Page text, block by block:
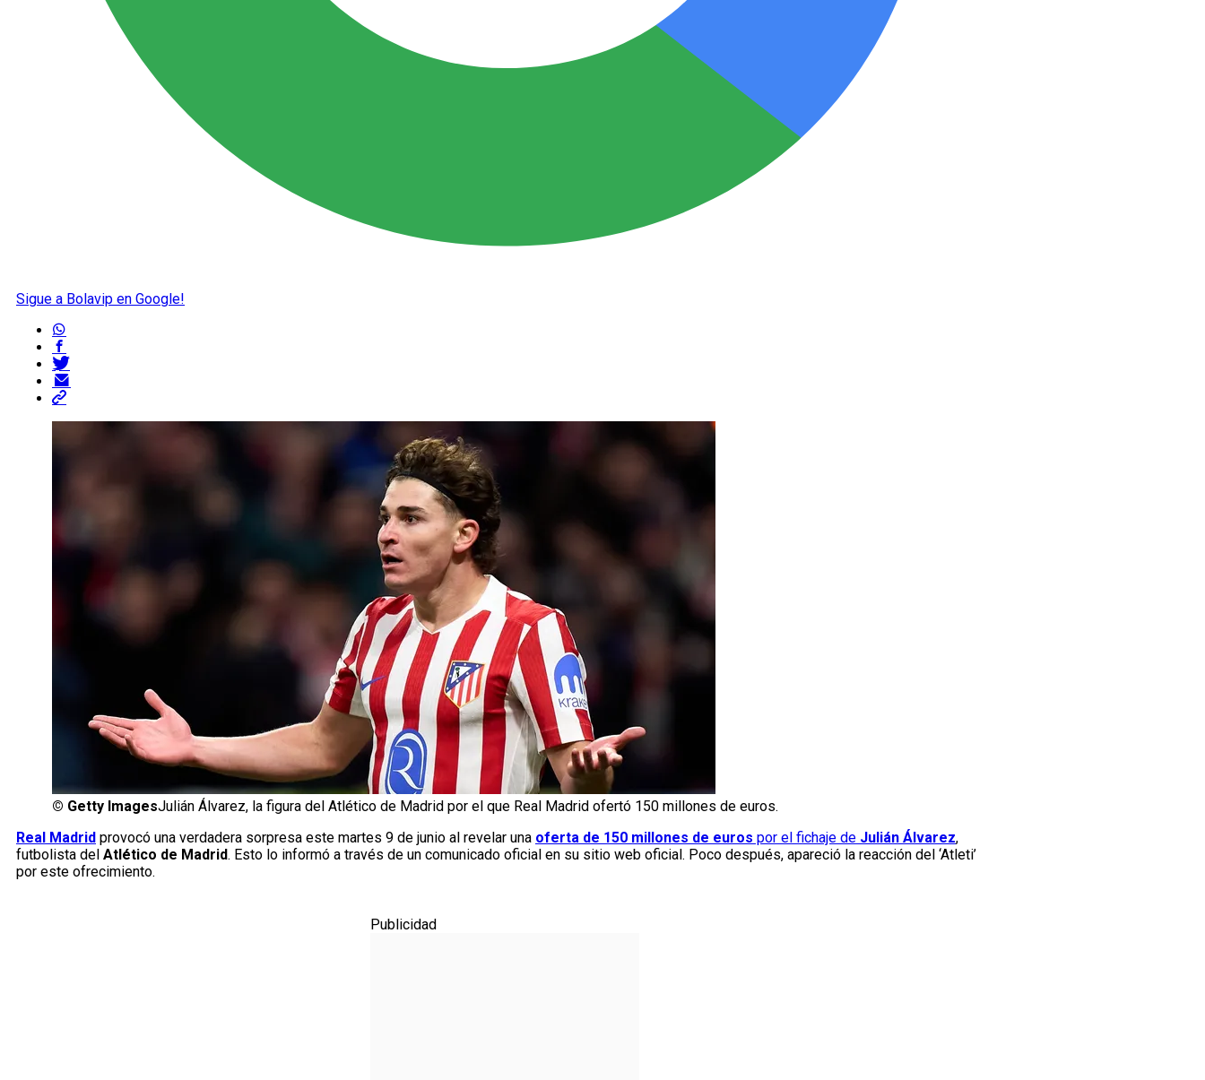
Sigue a Bolavip en Google!
© Getty ImagesJulián Álvarez, la figura del Atlético de Madrid por el que Real Madrid ofertó 150 millones de euros.
Real Madrid provocó una verdadera sorpresa este martes 9 de junio al revelar una oferta de 150 millones de euros por el fichaje de Julián Álvarez,
futbolista del Atlético de Madrid. Esto lo informó a través de un comunicado oficial en su sitio web oficial. Poco después, apareció la reacción del ‘Atleti’
por este ofrecimiento.
Publicidad